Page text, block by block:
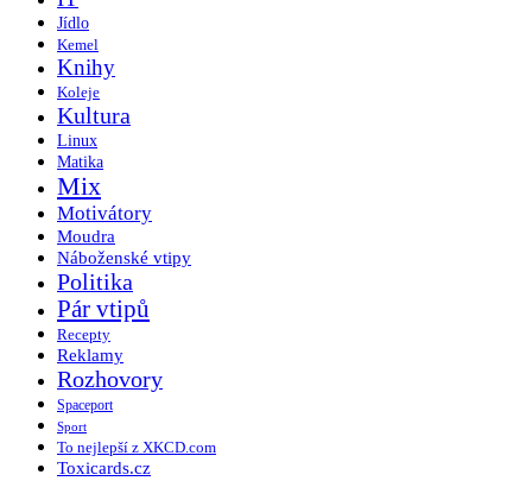
Jídlo
Kemel
Knihy
Koleje
Kultura
Linux
Matika
Mix
Motivátory
Moudra
Náboženské vtipy
Politika
Pár vtipů
Recepty
Reklamy
Rozhovory
Spaceport
Sport
To nejlepší z XKCD.com
Toxicards.cz